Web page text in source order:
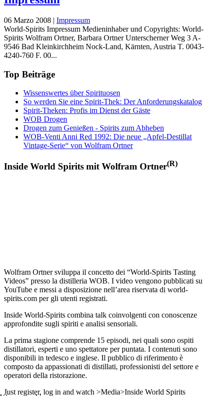
06 Marzo 2008 | Impressum
World-Spirits Impressum Medieninhaber und Copyrights: World-
Spirits Wolfram Ortner, Barbara Ortner Unterscherner Weg 3 A-
9546 Bad Kleinkirchheim Nock-Land, Kärnten, Austria T. 0043-
4240-760 F. 00...
Top Beiträge
Wissenswertes über Spirituosen
So werden Sie eine Spirit-Thek: Der Anforderungskatalog
Spirit-Theken: Profis im Dienst der Gäste
WOB Drogen
Drogen zum Genießen - Spirits zum Abheben
WOB-Venti Anni Red 1992: Die neue „Apfel-Destillat
Vintage-Serie“ von Wolfram Ortner
Inside World Spirits mit Wolfram Ortner(R)
Wolfram Ortner sviluppa il concetto dei “World-Spirits Tasting
Videos” presso la distilleria WOB. I video vengono pubblicati su
YouTube e messi a disposizione nell’area riservata di world-
spirits.com per gli utenti registrati.
Inside World-Spirits combina talk coinvolgenti con conoscenze
approfondite sugli spiriti e analisi sensoriali.
La prima stagione comprende 15 episodi, nei quali sono ospiti
distillatori, esperti e uno spettatore per puntata. I contenuti sono
disponibili in tedesco e inglese. Il pubblico di riferimento è
composto da appassionati di distillati, professionisti del settore e
operatori della ristorazione.
Just register, log in and watch >Media>Inside World Spirits